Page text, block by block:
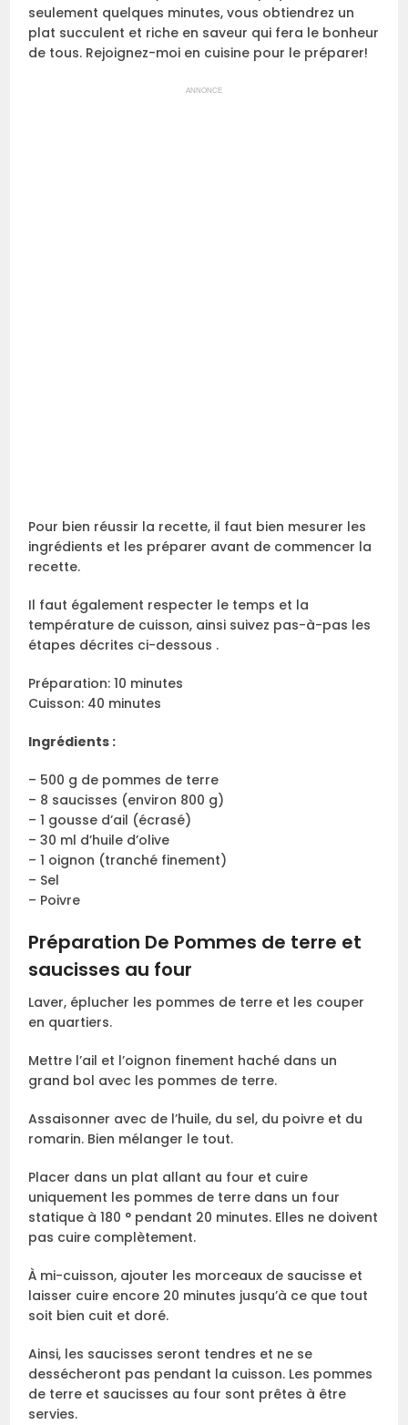
seulement quelques minutes, vous obtiendrez un
plat succulent et riche en saveur qui fera le bonheur
de tous. Rejoignez-moi en cuisine pour le préparer!
ANNONCE
Pour bien réussir la recette, il faut bien mesurer les
ingrédients et les préparer avant de commencer la
recette.
Il faut également respecter le temps et la
température de cuisson, ainsi suivez pas-à-pas les
étapes décrites ci-dessous .
Préparation: 10 minutes
Cuisson: 40 minutes
Ingrédients :
– 500 g de pommes de terre
– 8 saucisses (environ 800 g)
– 1 gousse d’ail (écrasé)
– 30 ml d’huile d’olive
– 1 oignon (tranché finement)
– Sel
– Poivre
Préparation De Pommes de terre et
saucisses au four
Laver, éplucher les pommes de terre et les couper
en quartiers.
Mettre l’ail et l’oignon finement haché dans un
grand bol avec les pommes de terre.
Assaisonner avec de l’huile, du sel, du poivre et du
romarin. Bien mélanger le tout.
Placer dans un plat allant au four et cuire
uniquement les pommes de terre dans un four
statique à 180 ° pendant 20 minutes. Elles ne doivent
pas cuire complètement.
À mi-cuisson, ajouter les morceaux de saucisse et
laisser cuire encore 20 minutes jusqu’à ce que tout
soit bien cuit et doré.
Ainsi, les saucisses seront tendres et ne se
dessécheront pas pendant la cuisson. Les pommes
de terre et saucisses au four sont prêtes à être
servies.